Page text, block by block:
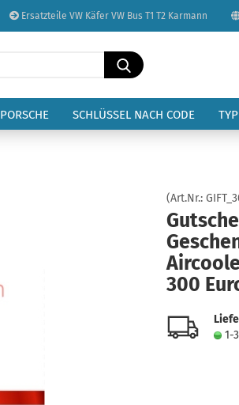
Ersatzteile VW Käfer VW Bus T1 T2 Karmann
Sprache auswählen
Lieferland
Konto erstellen
Passwort vergessen?
Suche...
PORSCHE SCHLÜSSEL NACH CODE
(Art.Nr.:
300
1-